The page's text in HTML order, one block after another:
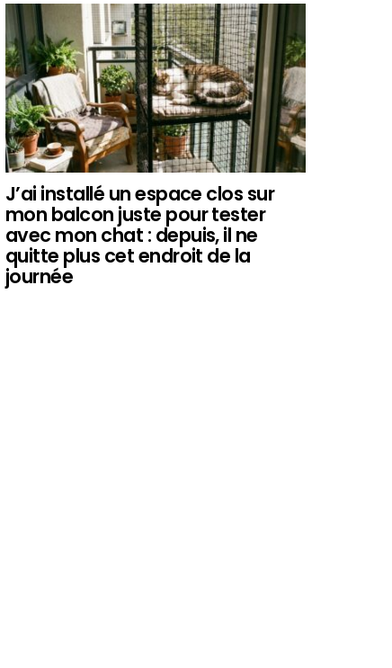
J’ai installé un espace clos sur
mon balcon juste pour tester
avec mon chat : depuis, il ne
quitte plus cet endroit de la
journée